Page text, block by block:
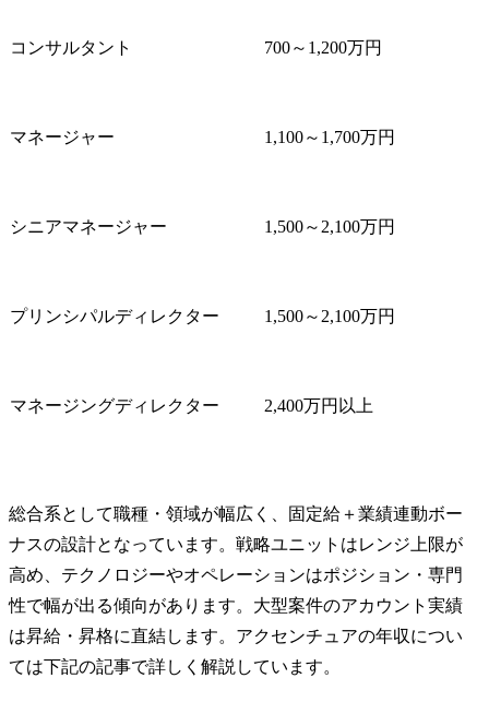
コンサルタント 700～1,200万円
マネージャー 1,100～1,700万円
シニアマネージャー 1,500～2,100万円
プリンシパルディレクター 1,500～2,100万円
マネージングディレクター 2,400万円以上
総合系として職種・領域が幅広く、固定給＋業績連動ボー
ナスの設計となっています。戦略ユニットはレンジ上限が
高め、テクノロジーやオペレーションはポジション・専門
性で幅が出る傾向があります。大型案件のアカウント実績
は昇給・昇格に直結します。アクセンチュアの年収につい
ては下記の記事で詳しく解説しています。